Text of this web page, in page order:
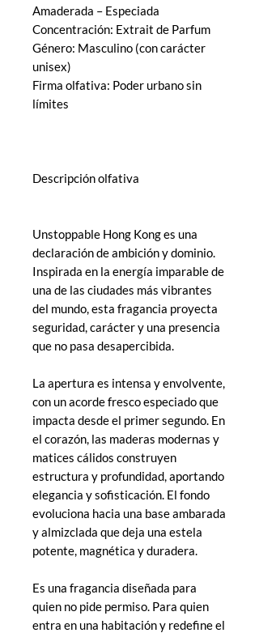
Amaderada – Especiada
Concentración: Extrait de Parfum
Género: Masculino (con carácter
unisex)
Firma olfativa: Poder urbano sin
límites
Descripción olfativa
Unstoppable Hong Kong es una
declaración de ambición y dominio.
Inspirada en la energía imparable de
una de las ciudades más vibrantes
del mundo, esta fragancia proyecta
seguridad, carácter y una presencia
que no pasa desapercibida.
La apertura es intensa y envolvente,
con un acorde fresco especiado que
impacta desde el primer segundo. En
el corazón, las maderas modernas y
matices cálidos construyen
estructura y profundidad, aportando
elegancia y sofisticación. El fondo
evoluciona hacia una base ambarada
y almizclada que deja una estela
potente, magnética y duradera.
Es una fragancia diseñada para
quien no pide permiso. Para quien
entra en una habitación y redefine el